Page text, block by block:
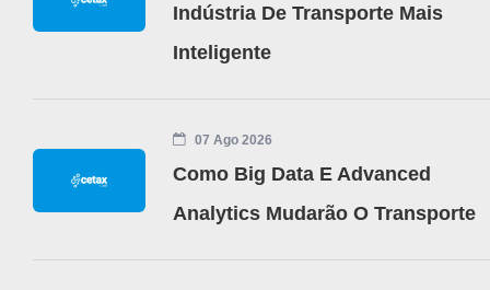
Indústria De Transporte Mais
Inteligente
07 Ago 2026
Como Big Data E Advanced
Analytics Mudarão O Transporte